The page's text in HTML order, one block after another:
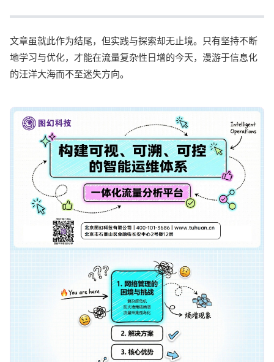
文章虽就此作为结尾，但实践与探索却无止境。只有坚持不断
地学习与优化，才能在流量复杂性日增的今天，漫游于信息化
的汪洋大海而不至迷失方向。